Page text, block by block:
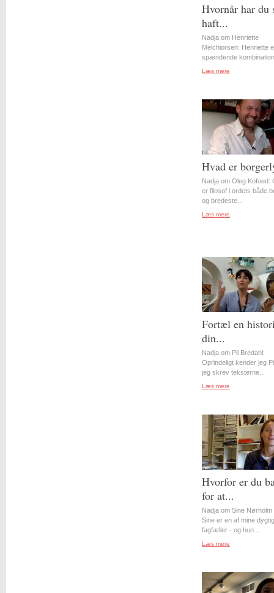
Hvornår har du
haft...
Nadja om Henriette
Melchiorsen: Henriette
spændende
Læs mere
Hvad er
Nadja om Oleg Kofoed:
er filosof i ordets både
og bredeste...
Læs mere
Fortæl en
din...
Nadja om Pil Bredahl:
Oprindeligt kender jeg
jeg skrev teksterne...
Læs mere
Hvorfor er du
for at...
Nadja om Sine
Sine er en af mine
fagfæller - og hun...
Læs mere